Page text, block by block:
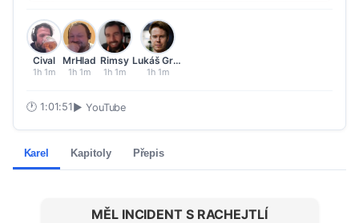
Cival
1h 1m
MrHlad
1h 1m
Rimsy
1h 1m
Lukáš Grygar
1h 1m
🕐 1:01:51 ▶ YouTube
Karel Kapitoly Přepis
MĚL INCIDENT S RACHEJTLÍ